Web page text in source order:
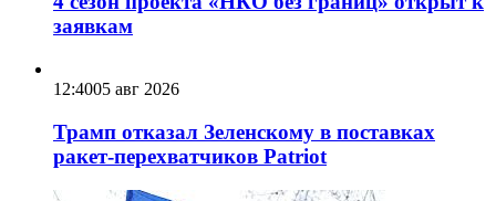
заявкам
12:4005 авг 2026
Трамп отказал Зеленскому в поставках
ракет-перехватчиков Patriot